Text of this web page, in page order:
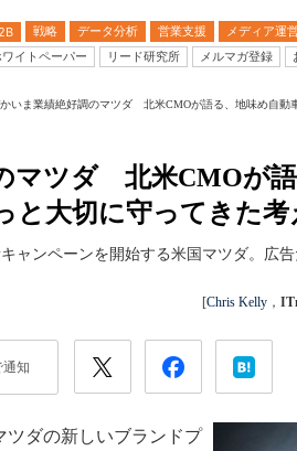
戦略 データ分析 営業支援 メディア運
イトペーパー
リード研究所 メルマガ登録
いま業績絶好調のマツダ 北米CMOが語る、地味め自動
マツダ 北米CMOが
と大切に守ってきた考
ャンペーンを開始する米国マツダ。広
[Chris Kelly ，
通知
ツダの新しいブランドプ